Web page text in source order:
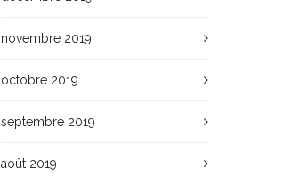
novembre 2019
octobre 2019
septembre 2019
août 2019